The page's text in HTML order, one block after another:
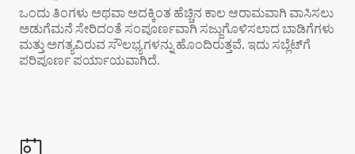
ಒಂದು ತಿಂಗಳು ಅಥವಾ ಅದಕ್ಕಿಂತ ಹೆಚ್ಚಿನ ಕಾಲ ಆರಾಮವಾಗಿ ವಾಸಿಸಲು
ಅಡುಗೆಮನೆ ಸೇರಿದಂತೆ ಸಂಪೂರ್ಣವಾಗಿ ಸಜ್ಜುಗೊಳಿಸಲಾದ ಬಾಡಿಗೆಗಳು
ಮತ್ತು ಅಗತ್ಯವಿರುವ ಸೌಲಭ್ಯಗಳನ್ನು ಹೊಂದಿರುತ್ತವೆ. ಇದು ಸಬ್ಲೆಟ್‌ಗೆ
ಪರಿಪೂರ್ಣ ಪರ್ಯಾಯವಾಗಿದೆ.